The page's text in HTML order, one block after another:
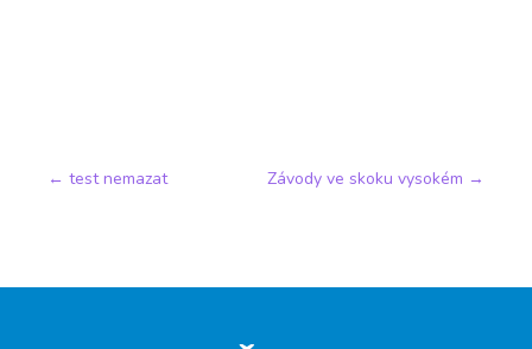
← test nemazat Závody ve skoku vysokém →